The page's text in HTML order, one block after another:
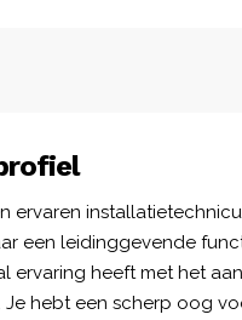
ervaren
een leidinggevende
ervaring heeft met het
Je hebt een scherp oog